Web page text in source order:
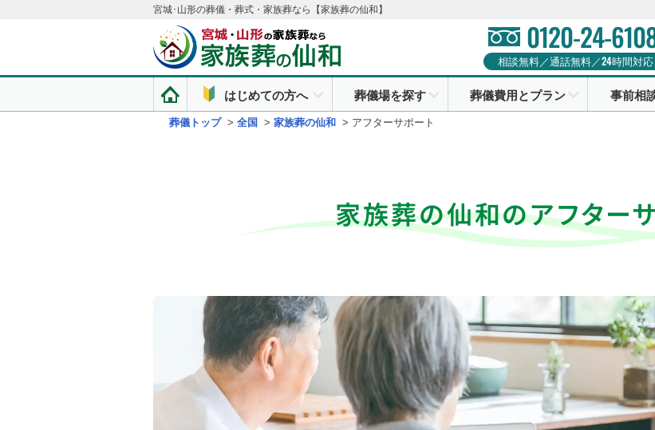
宮城･山形の葬儀・葬式・家族葬なら【家族葬の仙和】
0120-24-
相談無料／通話無料／24時間対応
はじめての方へ 葬儀場を探す 葬儀費用とプラン 事前相
葬儀トップ > 全国 > 家族葬の仙和 > アフターサポート
家族葬の仙和のアフター